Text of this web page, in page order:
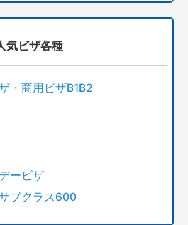
気ビザ各種
・商用ビザB1B2
ービザ
ブクラス600